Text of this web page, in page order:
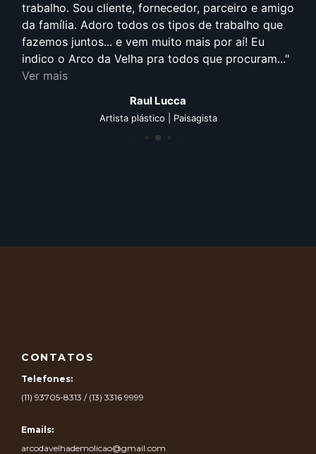
trabalho. Sou cliente, fornecedor, parceiro e amigo
da família. Adoro todos os tipos de trabalho que
fazemos juntos... e vem muito mais por aí! Eu
indico o Arco da Velha pra todos que procuram...
Ver mais
Raul Lucca
Artista plástico | Paisagista
CONTATOS
Telefones:
(11) 93705-8313 / (13) 3316 9999
Emails:
arcodavelhademolicao@gmail.com